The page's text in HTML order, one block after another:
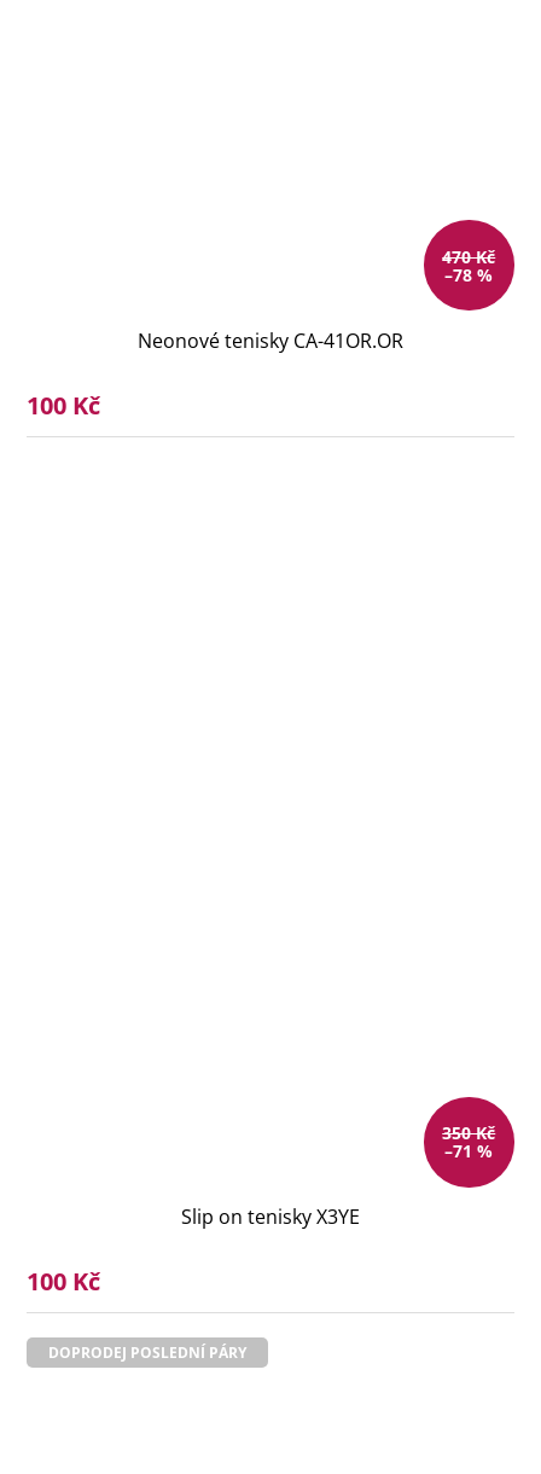
470 Kč
–78 %
Neonové tenisky CA-41OR.OR
100 Kč
350 Kč
–71 %
Slip on tenisky X3YE
100 Kč
DOPRODEJ POSLEDNÍ PÁRY